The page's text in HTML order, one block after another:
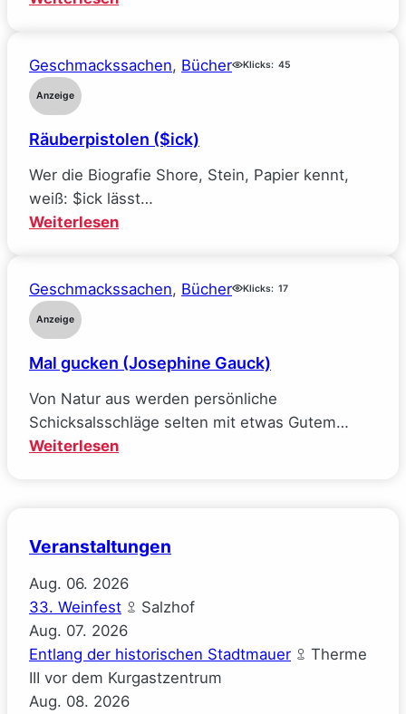
bei
wie
alle
meine
Ideale
(Sarah
Geschmackssachen, Bücher Klicks: 45
Anzeige
Räuberpistolen ($ick)
Wer die Biografie Shore, Stein, Papier kennt,
weiß: $ick lässt…
Weiterlesen:
Geschmackssachen, Bücher Klicks: 17
Anzeige
Mal gucken (Josephine Gauck)
Von Natur aus werden persönliche
Schicksalsschläge selten mit etwas Gutem…
Weiterlesen:
Gauck)
Veranstaltungen
Aug. 06. 2026
33. Weinfest
Salzhof
Aug. 07. 2026
Entlang der historischen Stadtmauer
Therme
III vor dem Kurgastzentrum
Aug. 08. 2026